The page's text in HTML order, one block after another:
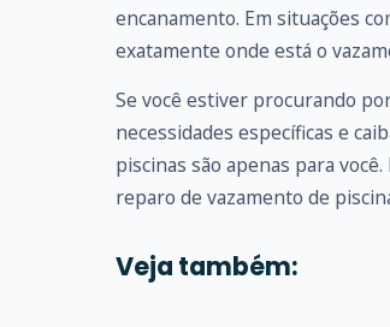
encanamento. Em situações
exatamente onde está o
Se você estiver procurando
necessidades específicas e
piscinas são apenas para
reparo de vazamento de
Veja também: